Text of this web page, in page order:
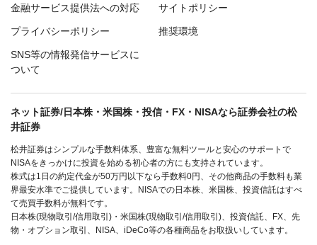
金融サービス提供法への対応 サイトポリシー
プライバシーポリシー 推奨環境
SNS等の情報発信サービスに
ついて
ネット証券/日本株・米国株・投信・FX・NISAなら証券会社の松
井証券
松井証券はシンプルな手数料体系、豊富な無料ツールと安心のサポートで
NISAをきっかけに投資を始める初心者の方にも支持されています。
株式は1日の約定代金が50万円以下なら手数料0円、その他商品の手数料も業
界最安水準でご提供しています。NISAでの日本株、米国株、投資信託はすべ
て売買手数料が無料です。
日本株(現物取引/信用取引)・米国株(現物取引/信用取引)、投資信託、FX、先
物・オプション取引、NISA、iDeCo等の各種商品をお取扱いしています。